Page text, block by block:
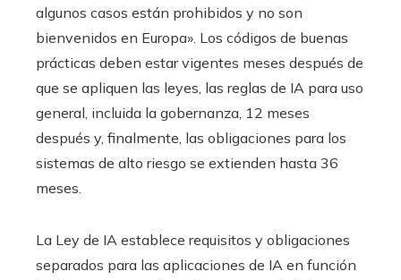
algunos casos están prohibidos y no son
bienvenidos en Europa». Los códigos de buenas
prácticas deben estar vigentes meses después de
que se apliquen las leyes, las reglas de IA para uso
general, incluida la gobernanza, 12 meses
después y, finalmente, las obligaciones para los
sistemas de alto riesgo se extienden hasta 36
meses.
La Ley de IA establece requisitos y obligaciones
separados para las aplicaciones de IA en función